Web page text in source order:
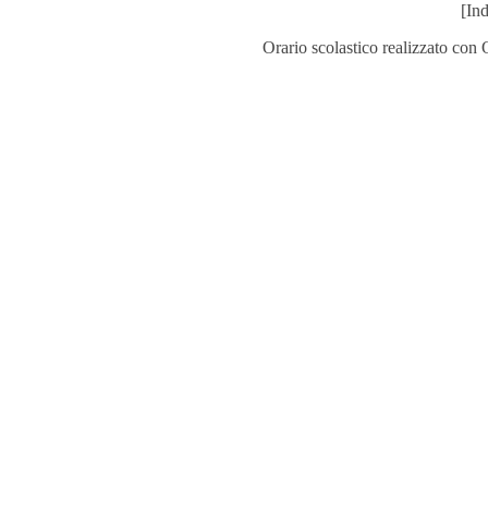
Orario scolastico realizzato con